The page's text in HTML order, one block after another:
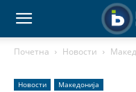
Почетна Новости
Новости Македонија